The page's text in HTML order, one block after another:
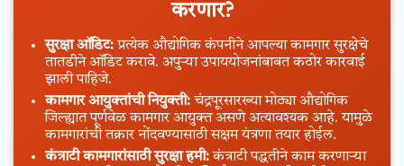
करणार?
सुरक्षा ऑडिट: प्रत्येक औद्योगिक कंपनीने आपल्या कामगार सुरक्षेचे
तातडीने ऑडिट करावे. अपुऱ्या उपाययोजनांबाबत कठोर कारवाई
झाली पाहिजे.
कामगार आयुक्तांची नियुक्ती: चंद्रपूरसारख्या मोठ्या औद्योगिक
जिल्ह्यात पूर्णवेळ कामगार आयुक्त असणे अत्यावश्यक आहे. यामुळे
कामगारांची तक्रार नोंदवण्यासाठी सक्षम यंत्रणा तयार होईल.
कंत्राटी कामगारांसाठी सुरक्षा हमी:कंत्राटी पद्धतीने काम करणाऱ्या